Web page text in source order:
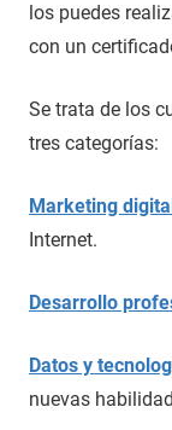
los puedes
con un
Se trata de los
tres categorías:
Marketing
Internet.
Desarrollo
Datos y
nuevas